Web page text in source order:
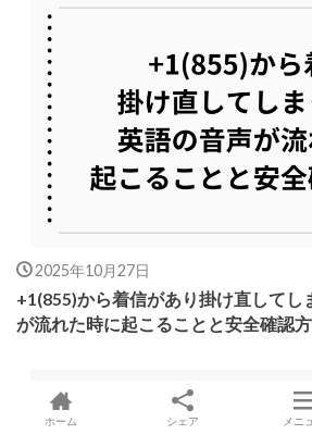
2025年10月27日
+1(855)から着信があり掛け直して
が流れた時に起こることと安全確認
ホーム シェア メニ